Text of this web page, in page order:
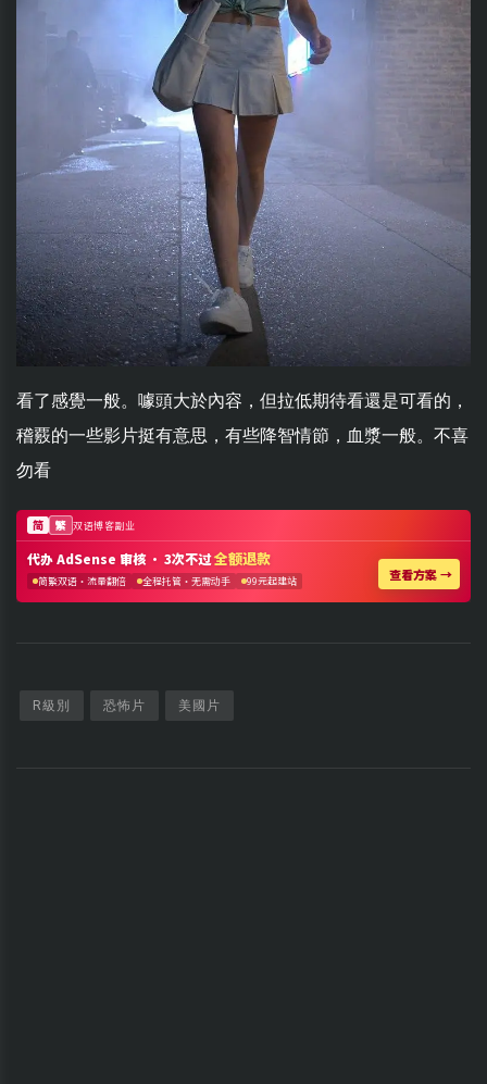
看了感覺一般。噱頭大於內容，但拉低期待看還是可看的，
稽覈的一些影片挺有意思，有些降智情節，血漿一般。不喜
勿看
R級別 恐怖片 美國片